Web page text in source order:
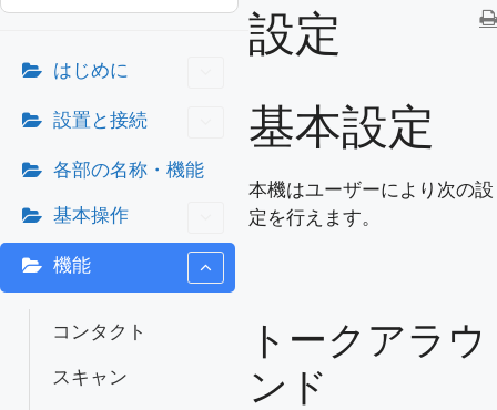
はじめに
設置と接続
各部の名称・機能
基本操作
機能
コンタクト
スキャン
設定
基本設定
本機はユーザーにより次の設
定を行えます。
トークアラウ
ンド